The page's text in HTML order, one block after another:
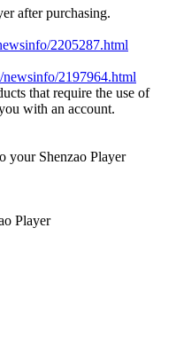
after purchasing.
2205287.html
2197964.html
that require the use of
with an account.
your Shenzao Player
Player